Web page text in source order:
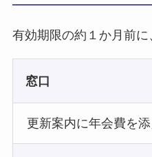
有効期限の約１か月前に
窓口
更新案内に年会費を